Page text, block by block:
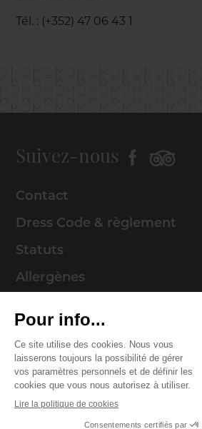
Tél. : (+352) 47 06 43 1
Suivez-nous
Contact
Dress Code & règlement
Statuts
Allergènes
Mentions légales
Politique de cookies
Politique de confidentialité
© 2026 Cercle Munster . Tous droits réservés